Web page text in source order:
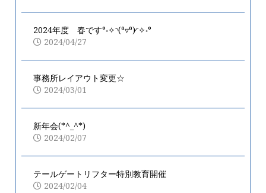
2024年度 春です°˖✧◝(⁰▿⁰)◜✧˖°
2024/04/27
事務所レイアウト変更☆
2024/03/01
新年会(*^_^*)
2024/02/07
テールゲートリフター特別教育開催
2024/02/04